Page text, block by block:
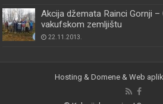
Akcija džemata Rainci Gornji
vakufskom zemljištu
22.11.2013.
Hosting & Domene & Web